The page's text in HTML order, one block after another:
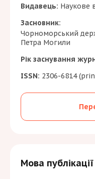
Видавець: Наукове
Засновник:
Чорноморський
Петра Могили
Рік заснування
ISSN: 2306-6814
Мова публікації